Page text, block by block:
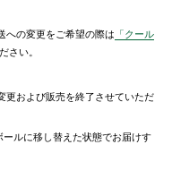
への変更をご希望の際は 「クール
さい。
更および販売を終了させていただ
ルに移し替えた状態でお届けす